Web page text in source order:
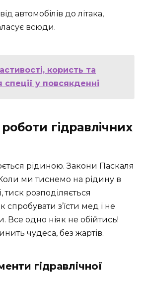
автомобілів до літака,
всюди.
користь та
спеції у повсякденні
гідравлічних
рідиною. Закони Паскаля
ми тиснемо на рідину в
тиск розподіляється
спробувати з’їсти мед і не
Все одно ніяк не обійтись!
чудеса, без жартів.
гідравлічної